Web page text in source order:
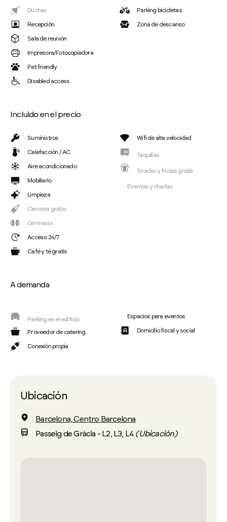
Duchas
Recepción
Parking bicicletas
Zona de descanso
Sala de reunión
Impresora/Fotocopiadora
Pet friendly
Disabled access
Incluido en el precio
Suministros
Calefacción / AC
Aire acondicionado
Mobiliario
Limpieza
Wifi de alta velocidad
Taquillas
Snacks y frutas gratis
Eventos y charlas
Cerveza gratis
Gimnasio
Acceso 24/7
Café y té gratis
A demanda
Parking en el edificio
Proveedor de catering
Espacios para eventos
Domicilio fiscal y social
Conexión propia
Ubicación
Barcelona, Centro Barcelona
Passeig de Gràcia - L2, L3, L4 (Ubicación)